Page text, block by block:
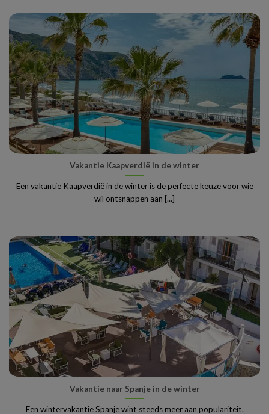
Vakantie Kaapverdië in de winter
Een vakantie Kaapverdië in de winter is de perfecte keuze voor wie
wil ontsnappen aan [...]
Vakantie naar Spanje in de winter
Een wintervakantie Spanje wint steeds meer aan populariteit.